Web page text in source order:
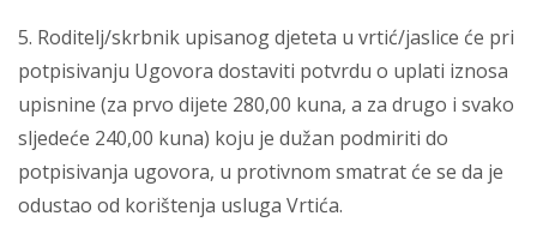
5. Roditelj/skrbnik upisanog djeteta u vrtić/jaslice će pri
potpisivanju Ugovora dostaviti potvrdu o uplati iznosa
upisnine (za prvo dijete 280,00 kuna, a za drugo i svako
sljedeće 240,00 kuna) koju je dužan podmiriti do
potpisivanja ugovora, u protivnom smatrat će se da je
odustao od korištenja usluga Vrtića.